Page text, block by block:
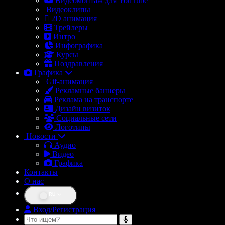
Видеоклипы
2D анимация
Трейлеры
Интро
Инфографика
Курсы
Поздравления
Графика
Gif-анимация
Рекламные баннеры
Реклама на транспорте
Дизайн визиток
Социальные сети
Логотипы
Новости
Аудио
Видео
Графика
Контакты
О нас
Вход/Регистрация